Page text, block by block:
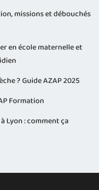
missions et débouchés
en école maternelle et
? Guide AZAP 2025
Formation
Lyon : comment ça